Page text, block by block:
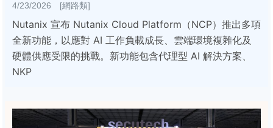
4/23/2026 [網路類]
Nutanix 宣布 Nutanix Cloud Platform（NCP）推出多項
全新功能，以應對 AI 工作負載成長、雲端環境複雜化及
硬體供應受限的挑戰。新功能包含代理型 AI 解決方案、
NKP